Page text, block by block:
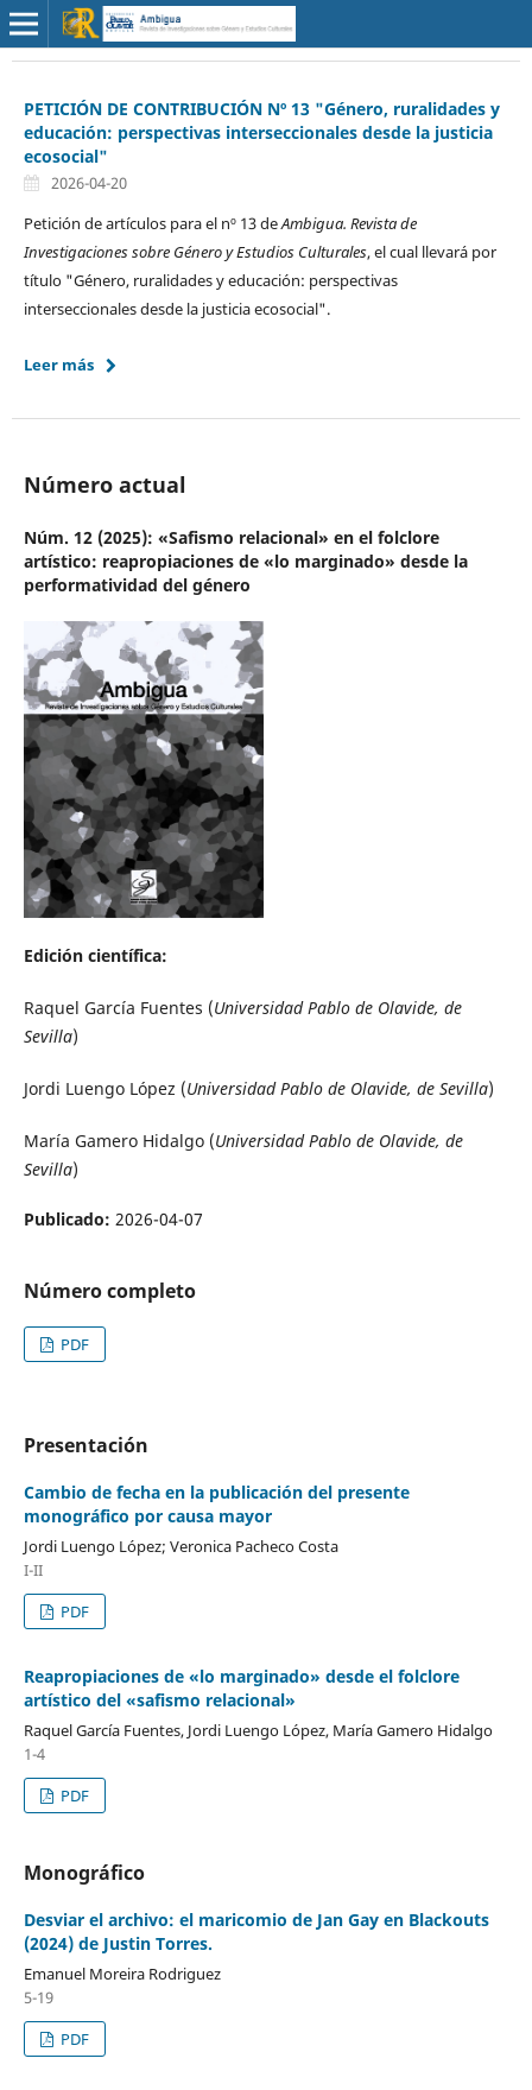
PETICIÓN DE CONTRIBUCIÓN Nº 13 "Género, ruralidades y
educación: perspectivas interseccionales desde la justicia
ecosocial"
2026-04-20
Petición de artículos para el nº 13 deAmbigua. Revista de
Investigaciones sobre Género y Estudios Culturales, el cual llevará por
título "Género, ruralidades y educación: perspectivas
interseccionales desde la justicia ecosocial".
Leer más
Número actual
Núm. 12 (2025): «Safismo relacional» en el folclore
artístico: reapropiaciones de «lo marginado» desde la
performatividad del género
Edición científica:
Raquel García Fuentes (Universidad Pablo de Olavide, de
Sevilla)
Jordi Luengo López (Universidad Pablo de Olavide, de Sevilla)
María Gamero Hidalgo (Universidad Pablo de Olavide, de
Sevilla)
Publicado: 2026-04-07
Número completo
PDF
Presentación
Cambio de fecha en la publicación del presente
monográfico por causa mayor
Jordi Luengo López; Veronica Pacheco Costa
I-II
PDF
Reapropiaciones de «lo marginado» desde el folclore
artístico del «safismo relacional»
Raquel García Fuentes, Jordi Luengo López, María Gamero Hidalgo
1-4
PDF
Monográfico
Desviar el archivo: el maricomio de Jan Gay en Blackouts
(2024) de Justin Torres.
Emanuel Moreira Rodriguez
5-19
PDF